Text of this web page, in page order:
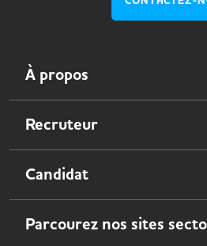
À propos
Recruteur
Candidat
Parcourez nos sites